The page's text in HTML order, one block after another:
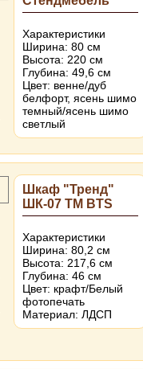
Характеристики
Ширина: 80 см
Высота: 220 см
Глубина: 49,6 см
Цвет: венне/дуб
белфорт, ясень шимо
темный/ясень шимо
светлый
Шкаф "Тренд"
ШК-07 ТМ BTS
Характеристики
Ширина: 80,2 см
Высота: 217,6 см
Глубина: 46 см
Цвет: крафт/Белый
фотопечать
Материал: ЛДСП